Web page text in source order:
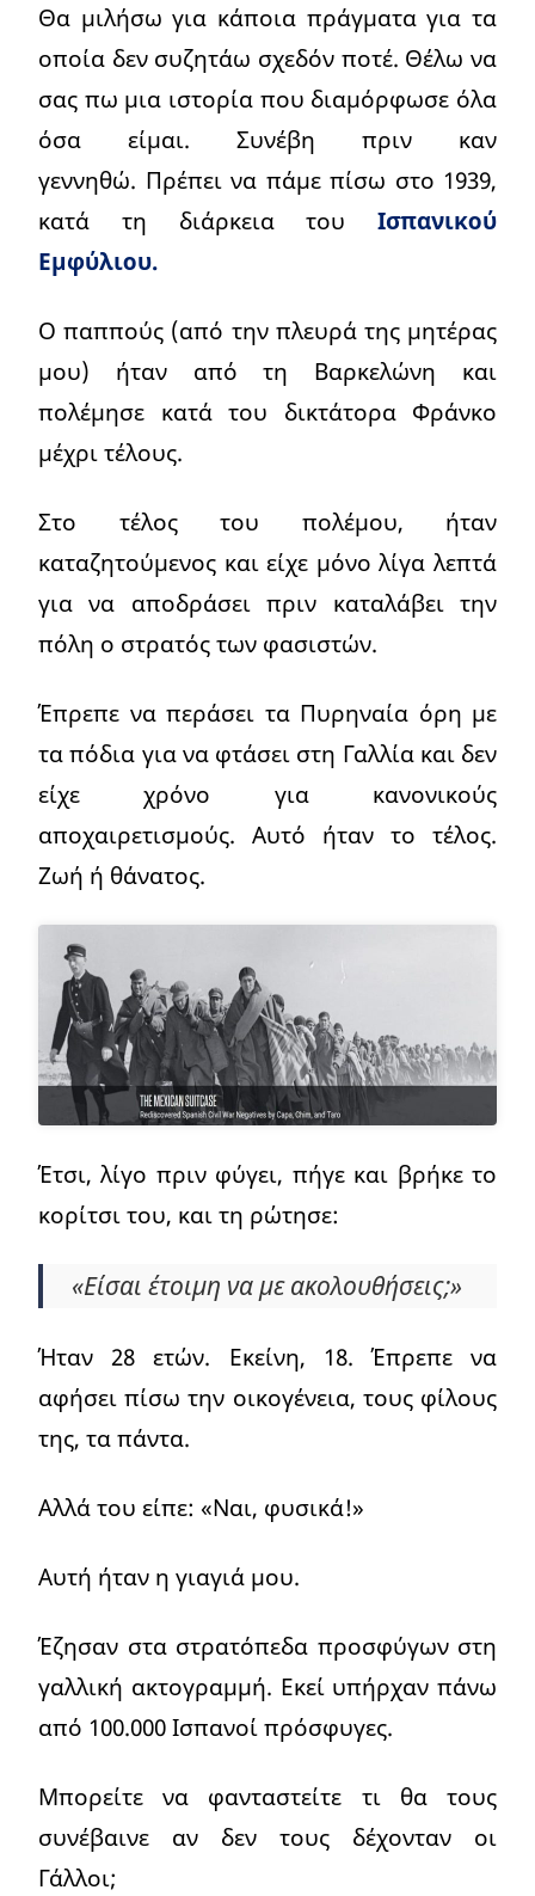
Θα μιλήσω για κάποια πράγματα για τα
οποία δεν συζητάω σχεδόν ποτέ. Θέλω να
σας πω μια ιστορία που διαμόρφωσε όλα
όσα είμαι. Συνέβη πριν καν
γεννηθώ. Πρέπει να πάμε πίσω στο 1939,
κατά τη διάρκεια του Ισπανικού
Εμφύλιου.
Ο παππούς (από την πλευρά της μητέρας
μου) ήταν από τη Βαρκελώνη και
πολέμησε κατά του δικτάτορα Φράνκο
μέχρι τέλους.
Στο τέλος του πολέμου, ήταν
καταζητούμενος και είχε μόνο λίγα λεπτά
για να αποδράσει πριν καταλάβει την
πόλη ο στρατός των φασιστών.
Έπρεπε να περάσει τα Πυρηναία όρη με
τα πόδια για να φτάσει στη Γαλλία και δεν
είχε χρόνο για κανονικούς
αποχαιρετισμούς. Αυτό ήταν το τέλος.
Ζωή ή θάνατος.
Έτσι, λίγο πριν φύγει, πήγε και βρήκε το
κορίτσι του, και τη ρώτησε:
«Είσαι έτοιμη να με ακολουθήσεις;»
Ήταν 28 ετών. Εκείνη, 18. Έπρεπε να
αφήσει πίσω την οικογένεια, τους φίλους
της, τα πάντα.
Αλλά του είπε: «Ναι, φυσικά!»
Αυτή ήταν η γιαγιά μου.
Έζησαν στα στρατόπεδα προσφύγων στη
γαλλική ακτογραμμή. Εκεί υπήρχαν πάνω
από 100.000 Ισπανοί πρόσφυγες.
Μπορείτε να φανταστείτε τι θα τους
συνέβαινε αν δεν τους δέχονταν οι
Γάλλοι;